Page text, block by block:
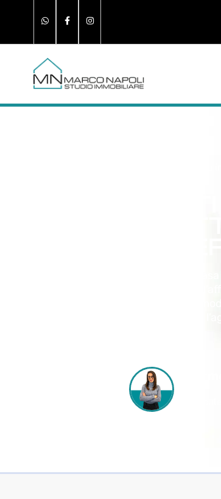
Costi
Stai cercando
immobiliare per
rispondiamo in
chi deve pagare